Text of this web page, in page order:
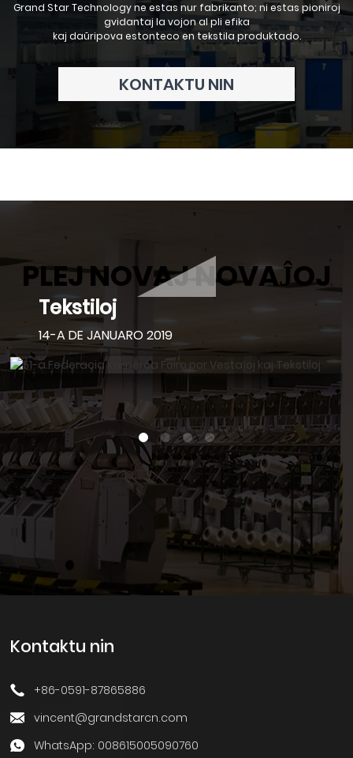
Grand Star Technology ne estas nur fabrikanto; ni estas pioniroj
gvidantaj la vojon al pli efika
kaj daŭripova estonteco en tekstila produktado.
KONTAKTU NIN
PLEJ NOVAJ NOVAĴOJ
51-a Federacia Komerca
Foiro por Vestaĵoj kaj
Tekstiloj
14-A DE JANUARO 2019
Kontaktu nin
+86-0591-87865886
vincent@grandstarcn.com
WhatsApp: 008615005090760